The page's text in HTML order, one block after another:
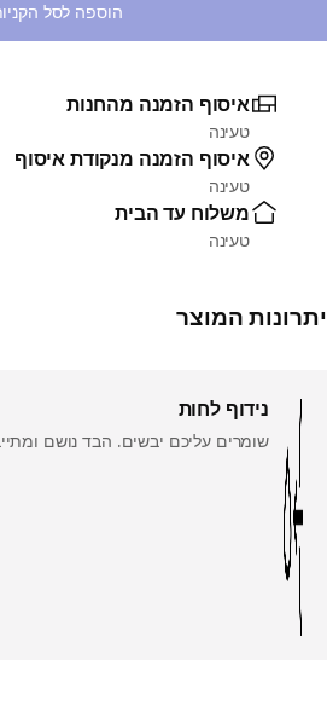
הוספה לסל
איסוף הזמנה מהחנות
טעינה
איסוף הזמנה מנקודת איסוף
טעינה
משלוח עד הבית
טעינה
יתרונות המוצר
נידוף לחות
שומרים עליכם יבשים. הבד נושם